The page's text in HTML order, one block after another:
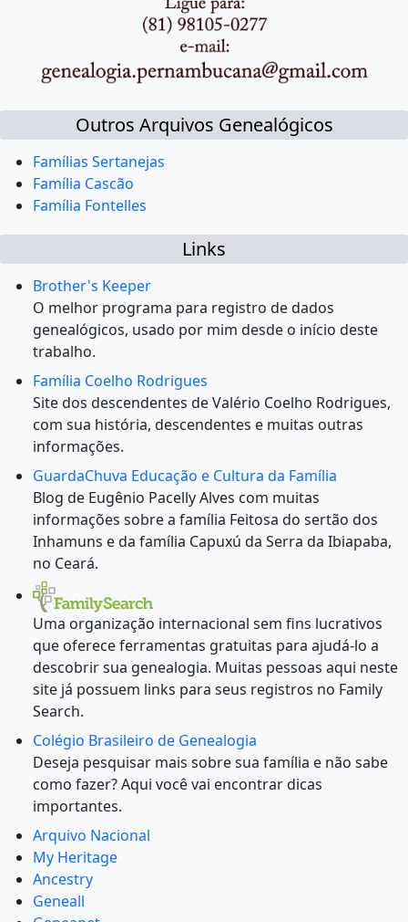
Outros Arquivos Genealógicos
Famílias Sertanejas
Família Cascão
Família Fontelles
Links
Brother's Keeper
O melhor programa para registro de dados
genealógicos, usado por mim desde o início deste
trabalho.
Família Coelho Rodrigues
Site dos descendentes de Valério Coelho Rodrigues,
com sua história, descendentes e muitas outras
informações.
GuardaChuva Educação e Cultura da Família
Blog de Eugênio Pacelly Alves com muitas
informações sobre a família Feitosa do sertão dos
Inhamuns e da família Capuxú da Serra da Ibiapaba,
no Ceará.
Uma organização internacional sem fins lucrativos
que oferece ferramentas gratuitas para ajudá-lo a
descobrir sua genealogia. Muitas pessoas aqui neste
site já possuem links para seus registros no Family
Search.
Colégio Brasileiro de Genealogia
Deseja pesquisar mais sobre sua família e não sabe
como fazer? Aqui você vai encontrar dicas
importantes.
Arquivo Nacional
My Heritage
Ancestry
Geneall